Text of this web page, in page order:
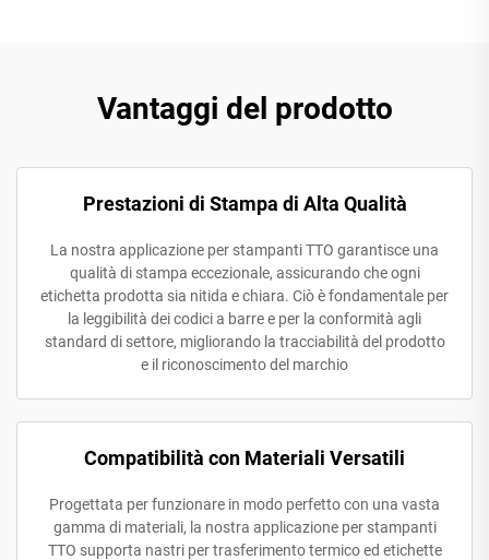
Vantaggi del prodotto
Prestazioni di Stampa di Alta Qualità
La nostra applicazione per stampanti TTO garantisce una
qualità di stampa eccezionale, assicurando che ogni
etichetta prodotta sia nitida e chiara. Ciò è fondamentale per
la leggibilità dei codici a barre e per la conformità agli
standard di settore, migliorando la tracciabilità del prodotto
e il riconoscimento del marchio
Compatibilità con Materiali Versatili
Progettata per funzionare in modo perfetto con una vasta
gamma di materiali, la nostra applicazione per stampanti
TTO supporta nastri per trasferimento termico ed etichette